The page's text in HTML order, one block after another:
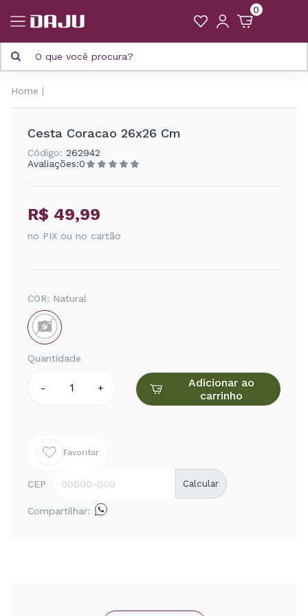
0
Home
Cesta Coracao 26x26 Cm
Código: 262942
Avaliações:0
R$ 49,99
no PIX ou no cartão
COR: Natural
Quantidade
- +
Adicionar ao
carrinho
Favoritar
CEP Calcular
Compartilhar: